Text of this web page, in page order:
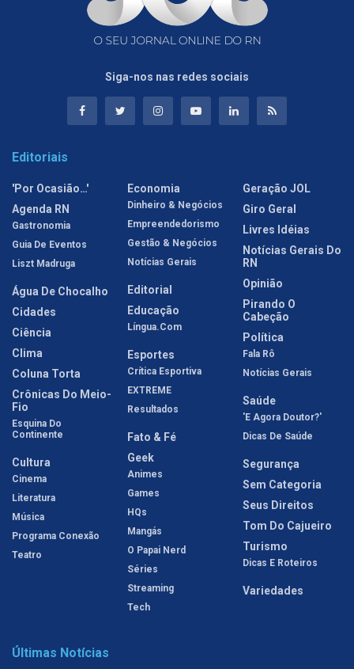
Siga-nos nas redes sociais
Editoriais
'Por Ocasião…'
Agenda RN
Gastronomia
Guia De Eventos
Liszt Madruga
Água De Chocalho
Cidades
Ciência
Clima
Coluna Torta
Crônicas Do Meio-
Fio
Esquina Do
Continente
Cultura
Cinema
Literatura
Música
Programa Conexão
Teatro
Economia
Dinheiro & Negócios
Empreendedorismo
Gestão & Negócios
Notícias Gerais
Editorial
Educação
Língua.com
Esportes
Crítica Esportiva
EXTREME
Resultados
Fato & Fé
Geek
Animes
Games
HQs
Mangás
O Papai Nerd
Séries
Streaming
Tech
Geração JOL
Giro Geral
Livres Idéias
Notícias Gerais Do
RN
Opinião
Pirando O
Cabeção
Política
Fala Rô
Notícias Gerais
Saúde
'E Agora Doutor?'
Dicas De Saúde
Segurança
Sem Categoria
Seus Direitos
Tom Do Cajueiro
Turismo
Dicas E Roteiros
Variedades
Últimas Notícias